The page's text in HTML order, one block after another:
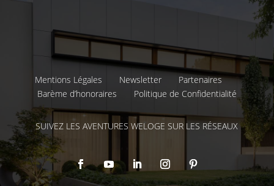
Mentions Légales Newsletter
Partenaires
Barème d’honoraires
Politique de Confidentialité
SUIVEZ LES AVENTURES WELOGE SUR LES RÉSEAUX